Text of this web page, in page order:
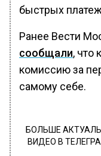
быстрых
Ранее Вести
сообщали, что
комиссию за
самому себе.
БОЛЬШЕ
ВИДЕО В